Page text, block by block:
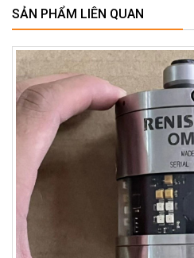
SẢN PHẨM LIÊN QUAN